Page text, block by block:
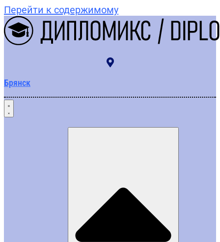
Перейти к содержимому
Брянск